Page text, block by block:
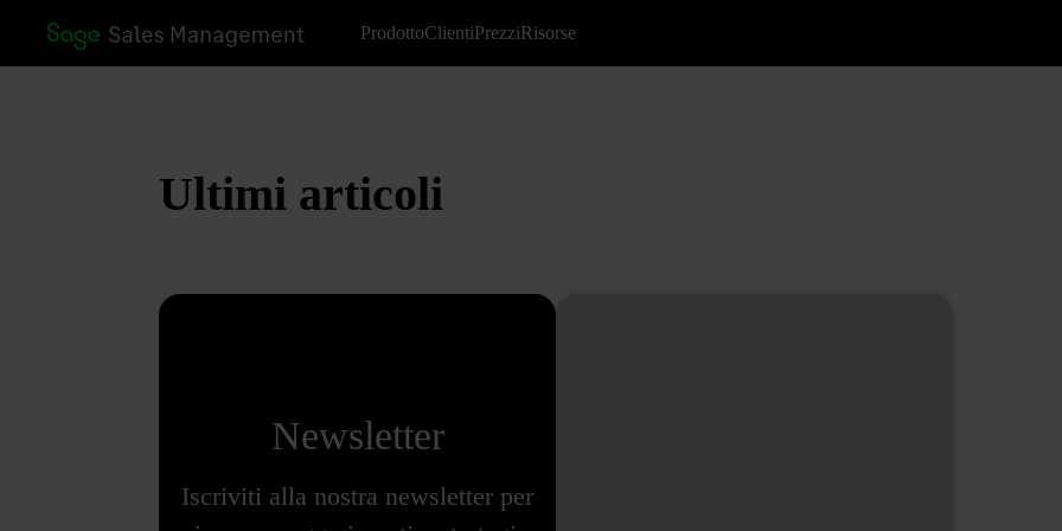
ProdottoClientiPrezziRisorse
Ultimi articoli
Newsletter
Iscriviti alla nostra newsletter per